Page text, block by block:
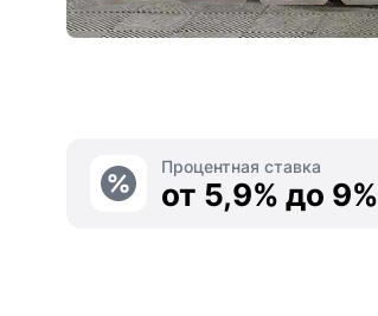
Процентная ставка
от 5,9% до 9%